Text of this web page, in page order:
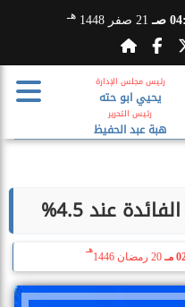
صـ 21 صفر 1448 هـ
رئيس مجلس الإدارة
يحيي ابو حته
رئيس التحرير
هبة عبد الحفيظ
عند 4.5%
مـ 20 رمضان 1446
هـ